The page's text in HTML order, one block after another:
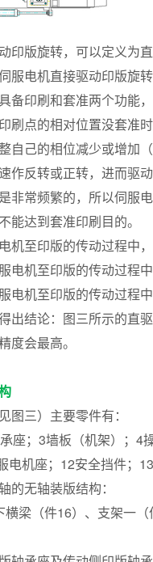
印版旋转，可以定义为
服电机直接驱动印版旋
备印刷和套准两个功能
刷点的相对位置没套准
自己的相位减少或增加
作反转或正转，进而驱
非常频繁的，所以伺服
能达到套准印刷目的。
机至印版的传动过程中
电机至印版的传动过程
电机至印版的传动过程
出结论：图三所示的直
度会最高。
图三）主要零件有：
座；3墙板（机架）；
电机座；12安全挡件；
的无轴装版结构：
梁（件16）、支架一